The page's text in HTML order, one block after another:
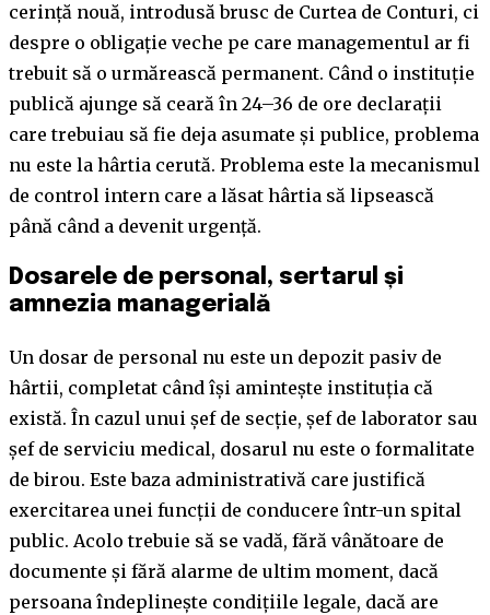
cerință nouă, introdusă brusc de Curtea de Conturi, ci
despre o obligație veche pe care managementul ar fi
trebuit să o urmărească permanent. Când o instituție
publică ajunge să ceară în 24–36 de ore declarații
care trebuiau să fie deja asumate și publice, problema
nu este la hârtia cerută. Problema este la mecanismul
de control intern care a lăsat hârtia să lipsească
până când a devenit urgență.
Dosarele de personal, sertarul și
amnezia managerială
Un dosar de personal nu este un depozit pasiv de
hârtii, completat când își amintește instituția că
există. În cazul unui șef de secție, șef de laborator sau
șef de serviciu medical, dosarul nu este o formalitate
de birou. Este baza administrativă care justifică
exercitarea unei funcții de conducere într-un spital
public. Acolo trebuie să se vadă, fără vânătoare de
documente și fără alarme de ultim moment, dacă
persoana îndeplinește condițiile legale, dacă are